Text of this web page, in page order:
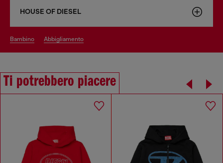
HOUSE OF DIESEL
bambino abbigliamento
Ti potrebbero piacere